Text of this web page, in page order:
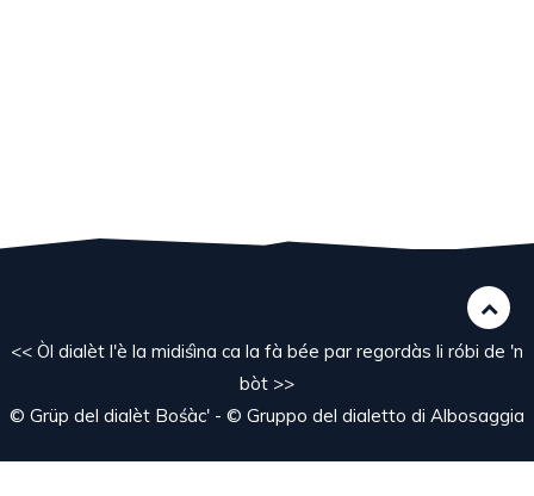
<< Òl dialèt l'è la midiśìna ca la fà bée par regordàs li róbi de 'n
bòt >>
© Grüp del dialèt Bośàc' - © Gruppo del dialetto di Albosaggia